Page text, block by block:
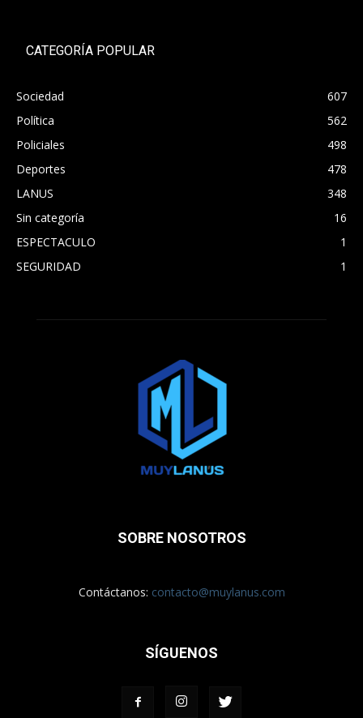
CATEGORÍA POPULAR
Sociedad
607
Política
562
Policiales
498
Deportes
478
LANUS
348
Sin categoría
16
ESPECTACULO
1
SEGURIDAD
1
SOBRE NOSOTROS
Contáctanos: contacto@muylanus.com
SÍGUENOS